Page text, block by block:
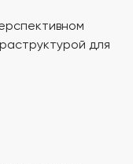
для